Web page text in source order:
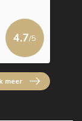
4.7/5
meer